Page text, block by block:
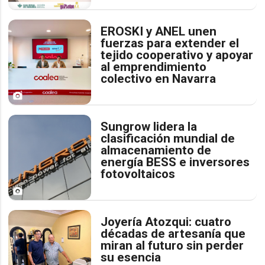
EROSKI y ANEL unen
fuerzas para extender el
tejido cooperativo y apoyar
al emprendimiento
colectivo en Navarra
Sungrow lidera la
clasificación mundial de
almacenamiento de
energía BESS e inversores
fotovoltaicos
Joyería Atozqui: cuatro
décadas de artesanía que
miran al futuro sin perder
su esencia